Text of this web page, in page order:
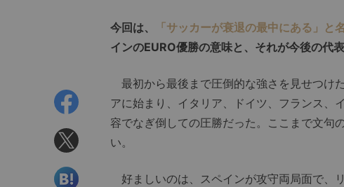
今回は、 「サッカーが衰退の最中にある」
インのEURO優勝の意味と、それが今後の代
最初から最後まで圧倒的な強さを見せつけ
アに始まり、イタリア、ドイツ、フランス、
容でなぎ倒しての圧勝だった。ここまで文句
い。
好ましいのは、スペインが攻守両局面で、